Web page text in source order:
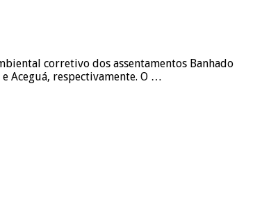
corretivo dos assentamentos Banhado
Aceguá, respectivamente. O …